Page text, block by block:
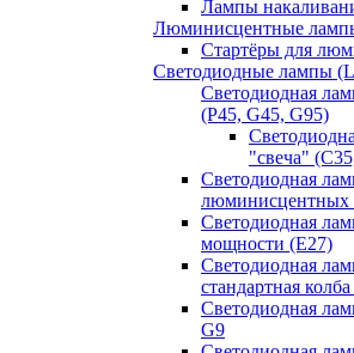
Лампы
Люминисцентные
Стартёры для
Светодиодные лампы
Светодиодная
(P45, G45, G95)
"свеча"
Светодиодная
люминисцентных
Светодиодная
мощности (Е27)
Светодиодная
стандартная
Светодиодная
G9